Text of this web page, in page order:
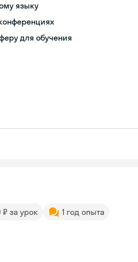
языку
для обучения
₽ за урок 1 год опыта